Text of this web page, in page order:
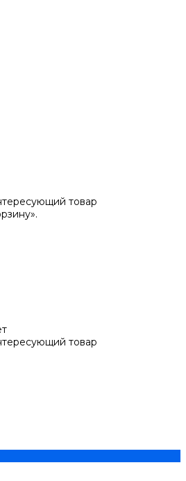
товар
товар